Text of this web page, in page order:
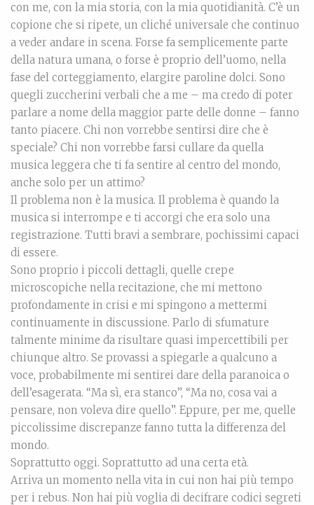
con me, con la mia storia, con la mia quotidianità. C’è un
copione che si ripete, un cliché universale che continuo
a veder andare in scena. Forse fa semplicemente parte
della natura umana, o forse è proprio dell’uomo, nella
fase del corteggiamento, elargire paroline dolci. Sono
quegli zuccherini verbali che a me – ma credo di poter
parlare a nome della maggior parte delle donne – fanno
tanto piacere. Chi non vorrebbe sentirsi dire che è
speciale? Chi non vorrebbe farsi cullare da quella
musica leggera che ti fa sentire al centro del mondo,
anche solo per un attimo?
Il problema non è la musica. Il problema è quando la
musica si interrompe e ti accorgi che era solo una
registrazione. Tutti bravi a sembrare, pochissimi capaci
di essere.
Sono proprio i piccoli dettagli, quelle crepe
microscopiche nella recitazione, che mi mettono
profondamente in crisi e mi spingono a mettermi
continuamente in discussione. Parlo di sfumature
talmente minime da risultare quasi impercettibili per
chiunque altro. Se provassi a spiegarle a qualcuno a
voce, probabilmente mi sentirei dare della paranoica o
dell’esagerata. “Ma sì, era stanco”, “Ma no, cosa vai a
pensare, non voleva dire quello”. Eppure, per me, quelle
piccolissime discrepanze fanno tutta la differenza del
mondo.
Soprattutto oggi. Soprattutto ad una certa età.
Arriva un momento nella vita in cui non hai più tempo
per i rebus. Non hai più voglia di decifrare codici segreti